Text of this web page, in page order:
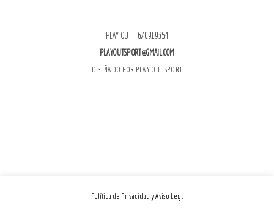
PLAY OUT - 670919354
PLAYOUTSPORT@GMAIL.COM
DISEÑADO POR PLAY OUT SPORT
Política de Privacidad y Aviso Legal